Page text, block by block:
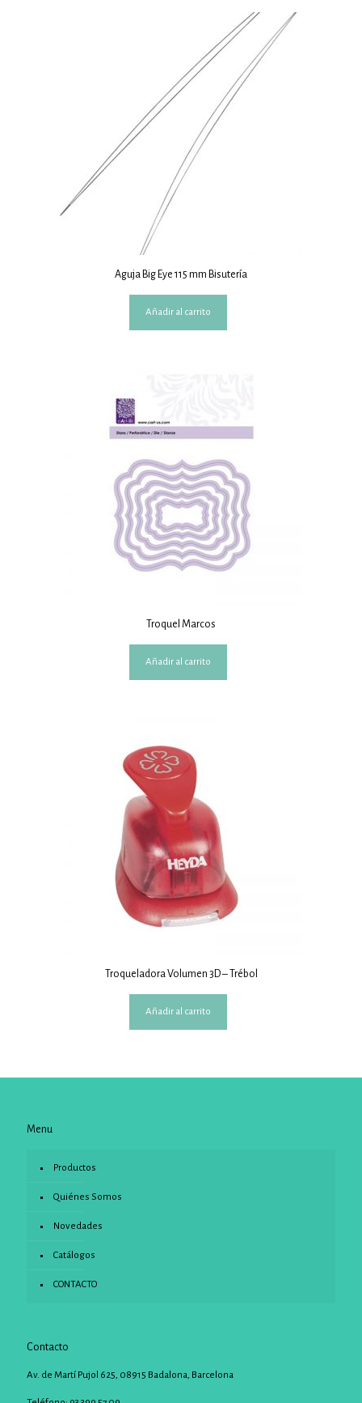
Aguja Big Eye 115 mm Bisutería
Añadir al carrito
Troquel Marcos
Añadir al carrito
Troqueladora Volumen 3D – Trébol
Añadir al carrito
Menu
Productos
Quiénes Somos
Novedades
Catálogos
CONTACTO
Contacto
Av. de Martí Pujol 625, 08915 Badalona, Barcelona